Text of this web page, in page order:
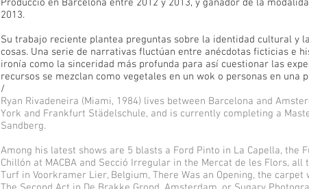
Producció en Barcelona entre 2012 y 2013, y ganador de la
2013.
Su trabajo reciente plantea preguntas sobre la identidad cultural y
cosas. Una serie de narrativas fluctúan entre anécdotas ficticias e
ironía como la sinceridad más profunda para así cuestionar las
recursos se mezclan como vegetales en un wok o personas en una
/
Ryan Rivadeneira (Miami, 1984) lives between Barcelona and
York and Frankfurt Städelschule, and is currently completing a
Sandberg.
Among his latest shows are 5 blasts a Ford Pinto in La Capella, the
Chillón at MACBA and Secció Irregular in the Mercat de les Flors, all
Turf in Voorkramer Lier, Belgium, There Was an Opening, the carpet